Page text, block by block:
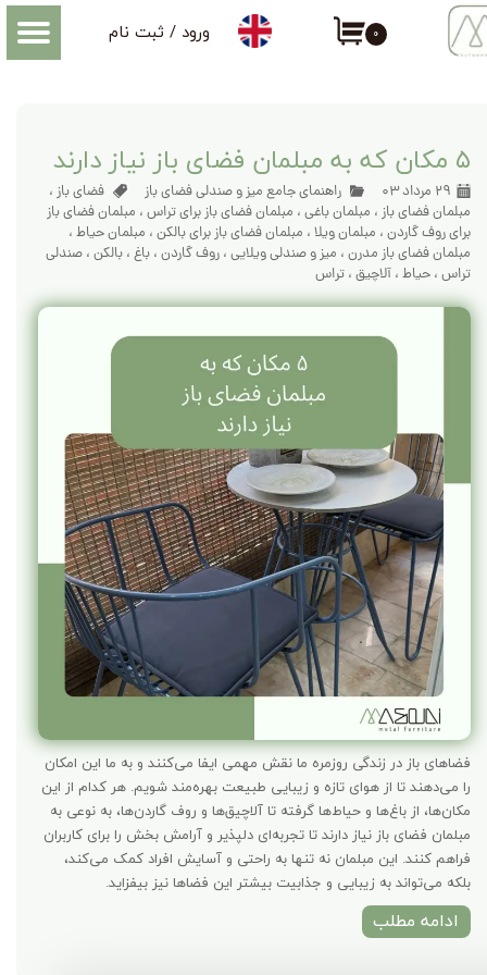
۰ ورود / ثبت نام
حساب کاربری من
سفارشات
خروج از حساب کاربری
۵ مکان که به مبلمان فضای باز نیاز دارند
۲۹ مرداد ۰۳ راهنمای جامع میز و صندلی فضای باز فضای باز ،
مبلمان فضای باز ، مبلمان باغی ، مبلمان فضای باز برای تراس ، مبلمان فضای باز
برای روف گاردن ، مبلمان ویلا ، مبلمان فضای باز برای بالکن ، مبلمان حیاط ،
مبلمان فضای باز مدرن ، میز و صندلی ویلایی ، روف گاردن ، باغ ، بالکن ، صندلی
تراس ، حیاط ، آلاچیق ، تراس
فضاهای باز در زندگی روزمره ما نقش مهمی ایفا می‌کنند و به ما این امکان
را می‌دهند تا از هوای تازه و زیبایی طبیعت بهره‌مند شویم. هر کدام از این
مکان‌ها، از باغ‌ها و حیاط‌ها گرفته تا آلاچیق‌ها و روف گاردن‌ها، به نوعی به
مبلمان فضای باز نیاز دارند تا تجربه‌ای دلپذیر و آرامش بخش را برای کاربران
فراهم کنند. این مبلمان نه تنها به راحتی و آسایش افراد کمک می‌کند،
بلکه می‌تواند به زیبایی و جذابیت بیشتر این فضاها نیز بیفزاید.
ادامه مطلب